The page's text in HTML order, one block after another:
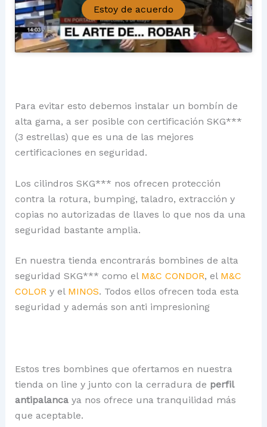
Estoy de acuerdo
Para evitar esto debemos instalar un bombín de
alta gama, a ser posible con certificación SKG***
(3 estrellas) que es una de las mejores
certificaciones en seguridad.
Los cilindros SKG*** nos ofrecen protección
contra la rotura, bumping, taladro, extracción y
copias no autorizadas de llaves lo que nos da una
seguridad bastante amplia.
En nuestra tienda encontrarás bombines de alta
seguridad SKG*** como el M&C CONDOR, el M&C
COLORy el MINOS. Todos ellos ofrecen toda esta
seguridad y además son anti impresioning
Estos tres bombines que ofertamos en nuestra
tienda on line y junto con la cerradura de perfil
antipalancaya nos ofrece una tranquilidad más
que aceptable.